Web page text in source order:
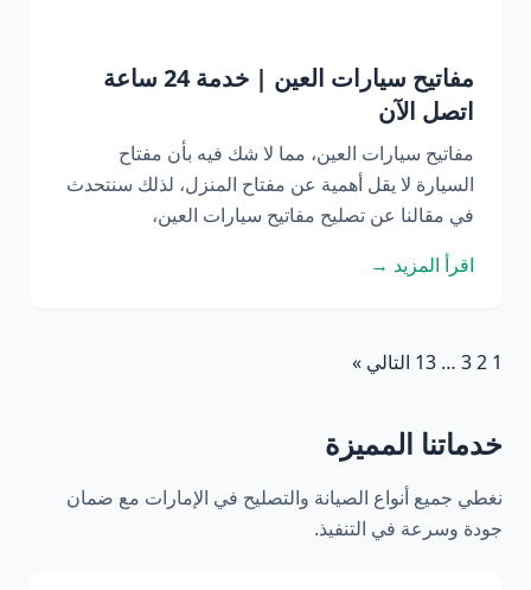
مفاتيح سيارات العين | خدمة 24 ساعة
اتصل الآن
مفاتيح سيارات العين، مما لا شك فيه بأن مفتاح
السيارة لا يقل أهمية عن مفتاح المنزل، لذلك سنتحدث
في مقالنا عن تصليح مفاتيح سيارات العين،
اقرأ المزيد →
1
2
3
…
13 التالي »
خدماتنا المميزة
نغطي جميع أنواع الصيانة والتصليح في الإمارات مع ضمان
جودة وسرعة في التنفيذ.